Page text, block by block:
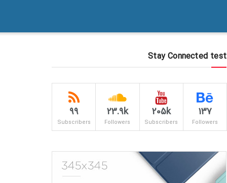
Stay Connected test
137
Followers
205k
Subscribers
23.9k
Followers
99
Subscribers